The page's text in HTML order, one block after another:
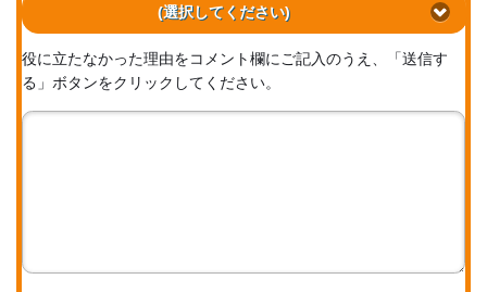
(選択してください)
役に立たなかった理由をコメント欄にご記入のうえ、「送信す
る」ボタンをクリックしてください。